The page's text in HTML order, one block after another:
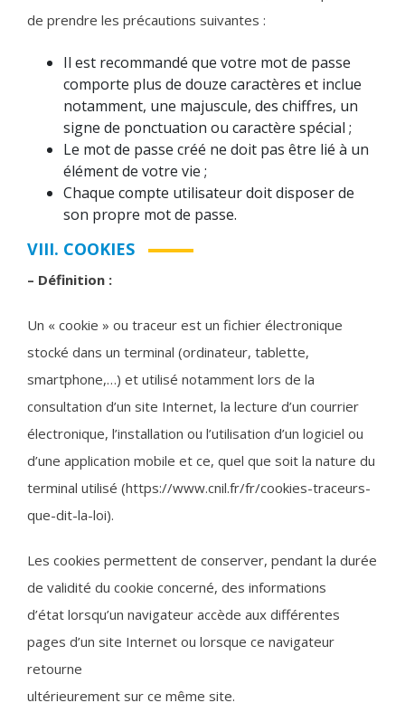
de prendre les précautions suivantes :
Il est recommandé que votre mot de passe
comporte plus de douze caractères et inclue
notamment, une majuscule, des chiffres, un
signe de ponctuation ou caractère spécial ;
Le mot de passe créé ne doit pas être lié à un
élément de votre vie ;
Chaque compte utilisateur doit disposer de
son propre mot de passe.
VIII. COOKIES
– Définition :
Un « cookie » ou traceur est un fichier électronique
stocké dans un terminal (ordinateur, tablette,
smartphone,…) et utilisé notamment lors de la
consultation d’un site Internet, la lecture d’un courrier
électronique, l’installation ou l’utilisation d’un logiciel ou
d’une application mobile et ce, quel que soit la nature du
terminal utilisé (https://www.cnil.fr/fr/cookies-traceurs-
que-dit-la-loi).
Les cookies permettent de conserver, pendant la durée
de validité du cookie concerné, des informations
d’état lorsqu’un navigateur accède aux différentes
pages d’un site Internet ou lorsque ce navigateur
retourne
ultérieurement sur ce même site.